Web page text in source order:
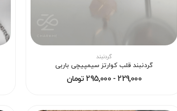
گردنبند
گردنبند قلب کوارتز سیمپیچی باربی
229,000 - 295,000 تومان